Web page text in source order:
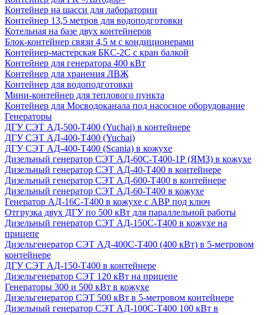
Контейнер на шасси для лаборатории
Контейнер 13,5 метров для водоподготовки
Котельная на базе двух контейнеров
Блок-контейнер связи 4,5 м с кондиционерами
Контейнер-мастерская БКС-2С с кран балкой
Контейнер для генератора 400 кВт
Контейнер для хранения ЛВЖ
Контейнер для водоподготовки
Мини-контейнер для теплового пункта
Контейнер для Мосводоканала под насосное оборудование
Генераторы
ДГУ СЭТ АД-500-Т400 (Yuchai) в контейнере
ДГУ СЭТ АД-400-Т400 (Yuchai)
ДГУ СЭТ АД-400-Т400 (Scania) в кожухе
Дизельный генератор СЭТ АД-60С-Т400-1Р (ЯМЗ) в кожухе
Дизельный генератор СЭТ АД-40-Т400 в контейнере
Дизельный генератор СЭТ АД-600-Т400 в контейнере
Дизельный генератор СЭТ АД-60-Т400 в кожухе
Генератор АД-16С-Т400 в кожухе с АВР под ключ
Отгрузка двух ДГУ по 500 кВт для параллельной работы
Дизельный генератор СЭТ АД-150С-Т400 в кожухе на
прицепе
Дизельгенератор СЭТ АД-400С-Т400 (400 кВт) в 5-метровом
контейнере
ДГУ СЭТ АД-150-Т400 в контейнере
Дизельгенератор СЭТ 120 кВт на прицепе
Генераторы 300 и 500 кВт в кожухе
Дизельгенератор СЭТ 500 кВт в 5-метровом контейнере
Дизельный генератор СЭТ АД-100С-Т400 100 кВт в